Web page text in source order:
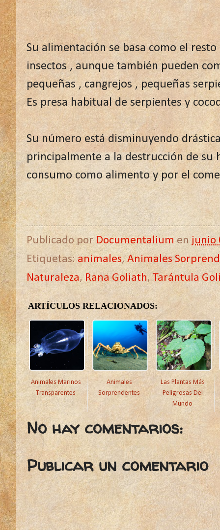
Su alimentación se basa como el
insectos , aunque también pueden
pequeñas , cangrejos , pequeñas
Es presa habitual de serpientes y
Su número está disminuyendo
principalmente a la destrucción de su
consumo como alimento y por el
Publicado porDocumentaliumenjunio
Etiquetas:animales,Animales
Naturaleza,Rana Goliath,Tarántula
ARTÍCULOS RELACIONADOS:
Animales Marinos
Transparentes
Animales
Sorprendentes
Las Plantas Más
Peligrosas Del
Mundo
No hay comentarios:
Publicar un comentario